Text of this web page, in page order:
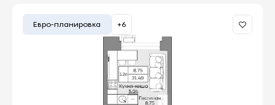
Евро-планировка +6